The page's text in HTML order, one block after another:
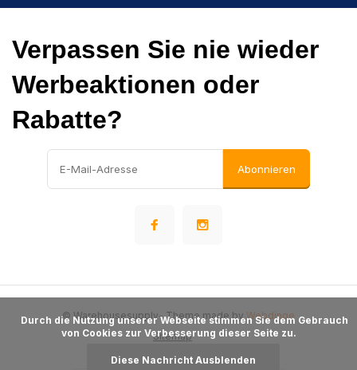
Verpassen Sie nie wieder
Werbeaktionen oder
Rabatte?
Abonnieren
Sitemap
© Warehousesupply- Theme made by Webdinge
von Cookies zur Verbesserung dieser Seite zu.
Diese Nachricht Ausblenden